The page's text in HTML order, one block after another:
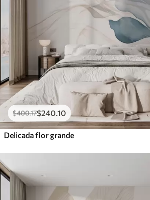
$400.17$240 .10
Delicada flor grande